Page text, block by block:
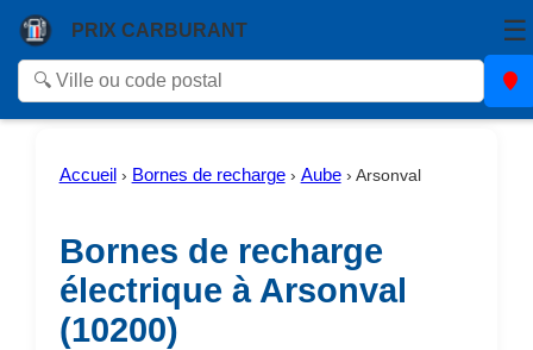
PRIX CARBURANT ☰
Accueil › Bornes de recharge› Aube› Arsonval
Bornes de recharge
électrique à Arsonval
(10200)